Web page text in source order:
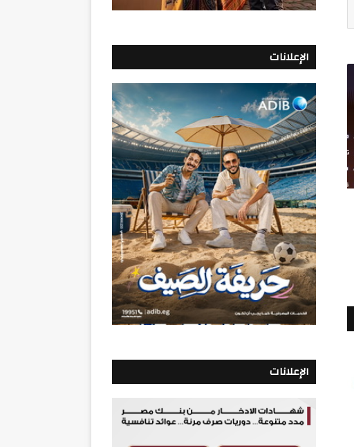
الإعلانات
الإعلانات